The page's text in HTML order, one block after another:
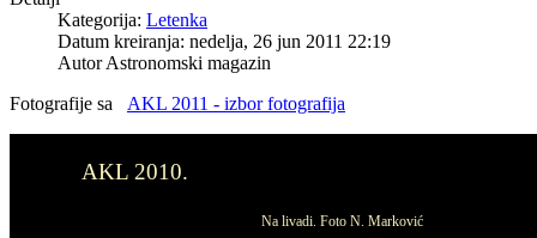
Kategorija: Letenka
Datum kreiranja: nedelja, 26 jun 2011 22:19
AutorAstronomski magazin
Fotografije sa AKL 2011 - izbor fotografija
AKL 2010.
Na livadi. Foto N. Marković